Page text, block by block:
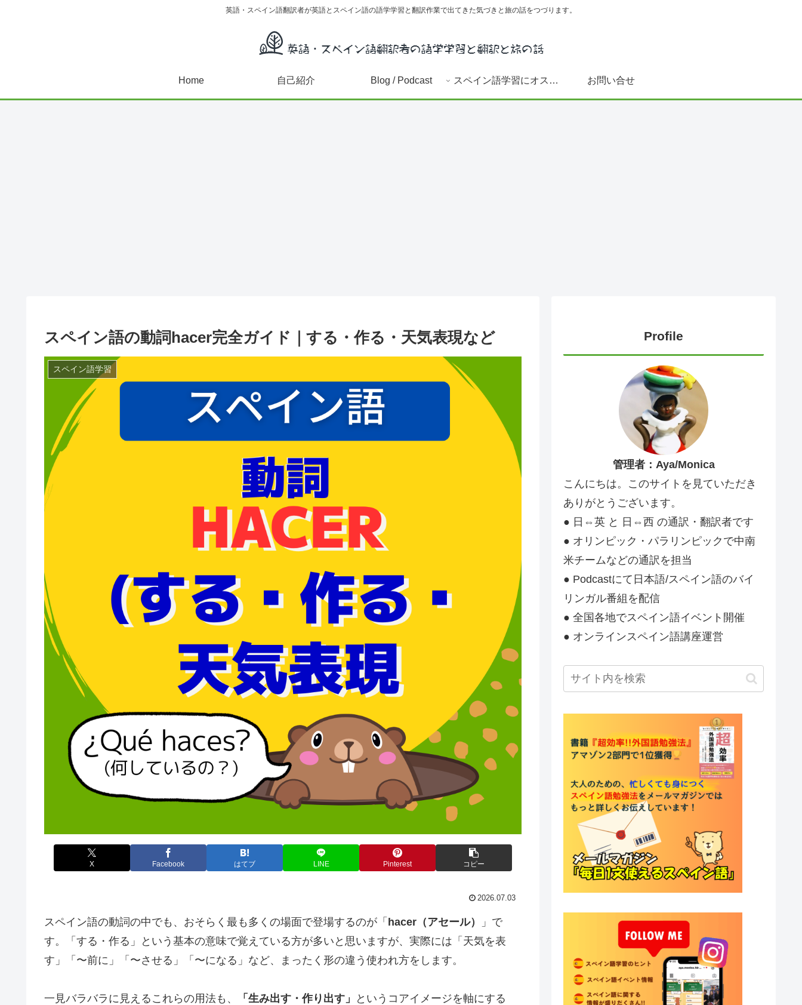
英語・スペイン語翻訳者が英語とスペイン語の語学学習と翻訳作業で出てきた気づきと旅の話をつづります。
Home 自己紹介 Blog / Podcast スペイン語学習にオススメ書籍(文法～DELE対策まで) お問い合せ
スペイン語の動詞hacer完全ガイド｜する・作る・天気表現など
スペイン語学習
X Facebook はてブ LINE Pinterest コピー
2026.07.03
スペイン語の動詞の中でも、おそらく最も多くの場面で登場するのが「 hacer（アセール）
」で
す。「する・作る」という基本の意味で覚えている方が多いと思いますが、実際には「天気を表
す」「〜前に」「〜させる」「〜になる」など、まったく形の違う使われ方をします。
一見バラバラに見えるこれらの用法も、 「生み出す・作り出す」
というコアイメージを軸にする
Profile
管理者：Aya/Monica
こんにちは。このサイトを見ていただき
ありがとうございます。
● 日⇔英 と 日⇔西 の通訳・翻訳者です
● オリンピック・パラリンピックで中南
米チームなどの通訳を担当
● Podcastにて日本語/スペイン語のバイ
リンガル番組を配信
● 全国各地でスペイン語イベント開催
● オンラインスペイン語講座運営